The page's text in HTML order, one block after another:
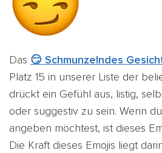
Das 😏 Schmunzelndes
Platz 15 in unserer Liste der
drückt ein Gefühl aus, listig,
oder suggestiv zu sein. Wenn
angeben möchtest, ist dieses
Die Kraft dieses Emojis liegt